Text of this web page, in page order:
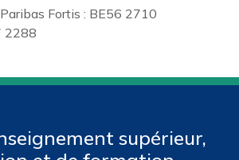
Fortis : BE56 2710
2288
supérieur,